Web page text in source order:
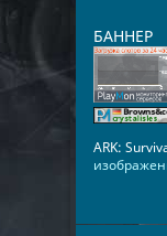
БАННЕР
ARK: